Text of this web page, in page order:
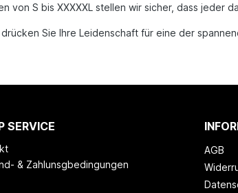
von S bis XXXXXL stellen wir sicher, dass jeder
Sie Ihre Leidenschaft für eine der
SERVICE
& Zahlunsgbedingungen
AGB